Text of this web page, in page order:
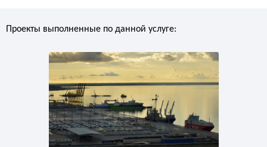
Проекты выполненные по данной услуге: